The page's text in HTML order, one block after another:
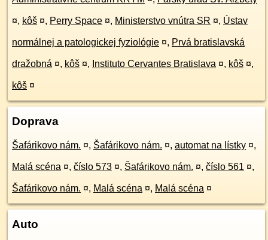
¤, kôš ¤, Perry Space ¤, Ministerstvo vnútra SR ¤, Ústav
normálnej a patologickej fyziológie ¤, Prvá bratislavská
dražobná ¤, kôš ¤, Instituto Cervantes Bratislava ¤, kôš ¤,
kôš ¤
Doprava
Šafárikovo nám. ¤, Šafárikovo nám. ¤, automat na lístky ¤,
Malá scéna ¤, číslo 573 ¤, Šafárikovo nám. ¤, číslo 561 ¤,
Šafárikovo nám. ¤, Malá scéna ¤, Malá scéna ¤
Auto